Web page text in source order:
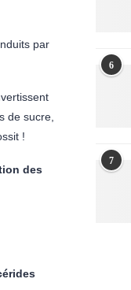
induits par
de sucre,
!
des
6
7